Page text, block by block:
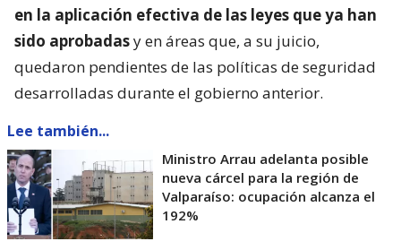
en la aplicación efectiva de las leyes que ya han
sido aprobadasy en áreas que, a su juicio,
quedaron pendientes de las políticas de seguridad
desarrolladas durante el gobierno anterior.
Lee también...
Ministro Arrau adelanta posible
nueva cárcel para la región de
Valparaíso: ocupación alcanza el
192%